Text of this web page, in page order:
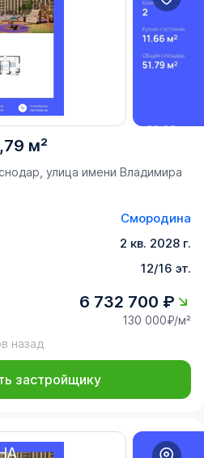
м²
улица имени Владимира
Смородина
2 кв. 2028 г.
12/16 эт.
6 732 700 ₽
130 000₽/м²
назад
застройщику